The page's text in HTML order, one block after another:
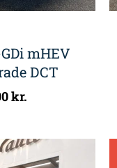
mHEV
DCT
kr.